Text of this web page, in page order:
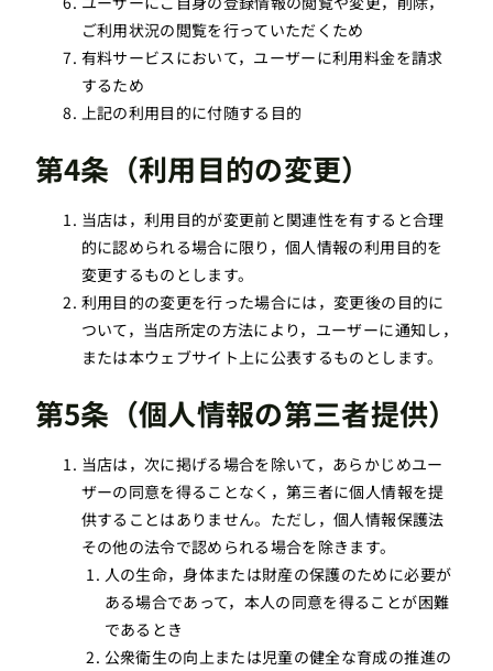
ご利用状況の閲覧を行っていただくため
有料サービスにおいて，ユーザーに利用料金を請求
するため
上記の利用目的に付随する目的
第4条（利用目的の変更）
当店は，利用目的が変更前と関連性を有すると合理
的に認められる場合に限り，個人情報の利用目的を
変更するものとします。
利用目的の変更を行った場合には，変更後の目的に
ついて，当店所定の方法により，ユーザーに通知し，
または本ウェブサイト上に公表するものとします。
第5条（個人情報の第三者提供）
当店は，次に掲げる場合を除いて，あらかじめユー
ザーの同意を得ることなく，第三者に個人情報を提
供することはありません。ただし，個人情報保護法
その他の法令で認められる場合を除きます。
人の生命，身体または財産の保護のために必要が
ある場合であって，本人の同意を得ることが困難
であるとき
公衆衛生の向上または児童の健全な育成の推進の